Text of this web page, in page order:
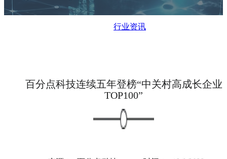
行业资讯
百分点科技连续五年登榜“中关村高成长企业
TOP100”